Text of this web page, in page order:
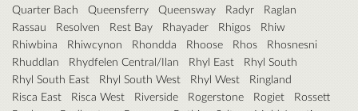
Quarter Bach
Queensferry Queensway Radyr
Raglan
Rassau
Resolven Rest Bay Rhayader Rhigos
Rhiw
Rhiwbina
Rhiwcynon Rhondda Rhoose Rhos
Rhosnesni
Rhuddlan
Rhydfelen Central/Ilan Rhyl East
Rhyl South
Rhyl South East
Rhyl South West Rhyl West
Ringland
Risca East
Risca West Riverside Rogerstone Rogiet
Rossett